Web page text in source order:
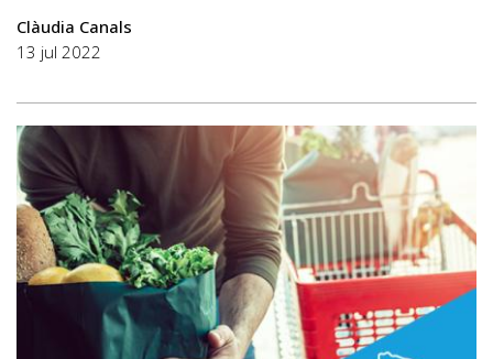
Clàudia Canals
13 jul 2022